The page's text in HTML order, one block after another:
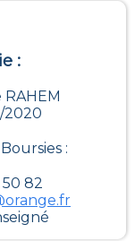
:
RAHEM
2020
Boursies :
82